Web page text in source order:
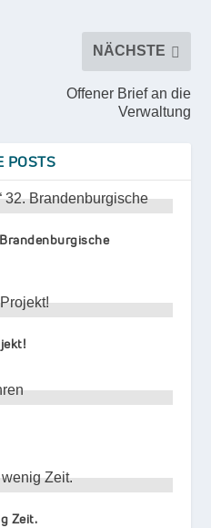
NÄCHSTE
Offener Brief an die
Verwaltung
POSTS
Zeit.